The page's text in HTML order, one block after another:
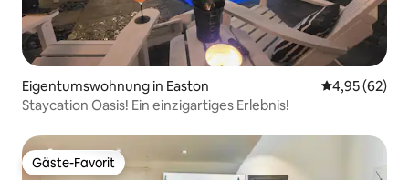
Eigentumswohnung in Easton
4,95 (62)
Staycation Oasis! Ein einzigartiges Erlebnis!
Gäste-Favorit
Gäste-Favorit